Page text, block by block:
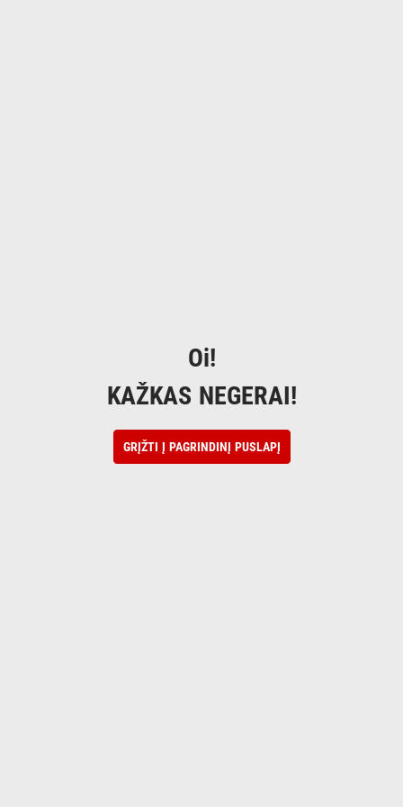
Oi!
KAŽKAS NEGERAI!
GRĮŽTI Į PAGRINDINĮ PUSLAPĮ